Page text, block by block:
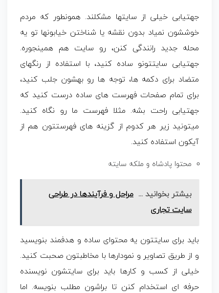
جهتیابی خیلی از سایتها مشکلند. همونطور که مردم
خوششون نمیاد بدون نقشه یا شناختن خیابونها تو یه
محله جدید رانندگی کنن، رو سایت هم همینجوره.
جهتیابی سایتتونو ساده کنید، با استفاده از رنگهای
متضاد برای دکمه ها، توجه ها رو بهشون جلب کنید،
برای تمام صفحات فهرست های ساده درست کنید که
جهتیابی راحت بشه. مثلا فهرست ما رو نگاه کنید.
میتونید زیر هر کدوم از گزینه های فهرستتون هم از
آیکون استفاده کنید.
محتوا پادشاه و ملکه سایته
بیشتر بخوانید ... مراحل و فرآیندها در طراحی
سایت تجاری
باید برای سایتتون یه محتوای ساده و هدفمند بنویسید
و از طریق تصاویر و نمودارها با مخاطبتون صحبت کنید.
خیلی از کسب و کارها باید برای سایتشون نویسنده
حرفه ای استخدام کنن تا براشون مطلب بنویسه. اما